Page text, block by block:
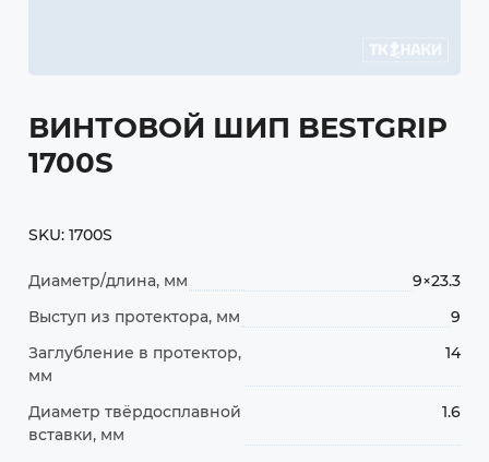
ВИНТОВОЙ ШИП BESTGRIP
1700S
SKU: 1700S
Диаметр/длина, мм
9×23.3
Выступ из протектора, мм
9
Заглубление в протектор,
мм
14
Диаметр твёрдосплавной
вставки, мм
1.6